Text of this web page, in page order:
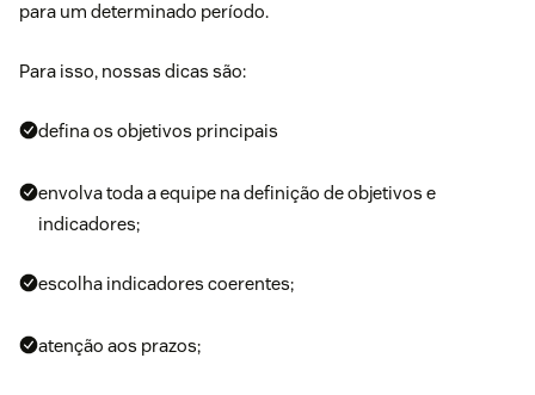
para um determinado período.
Para isso, nossas dicas são:
defina os objetivos principais
envolva toda a equipe na definição de objetivos e
indicadores;
escolha indicadores coerentes;
atenção aos prazos;